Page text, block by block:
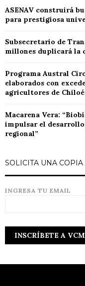
ASENAV construirá
para prestigiosa
Subsecretario de
millones duplicará la
Programa Austral
elaborados con
agricultores de Chiloé
Macarena Vera:
impulsar el
regional”
SOLICITA UNA COPIA
INGRESA TU EMAIL